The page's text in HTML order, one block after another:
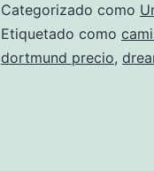
Categorizado como
Etiquetado como
dortmund precio,